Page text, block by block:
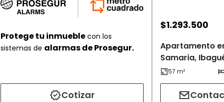
Protege tu inmueble con los
sistemas de alarmas de Prosegur.
Cotizar
$1.293.500
Apartamento
Samaria,